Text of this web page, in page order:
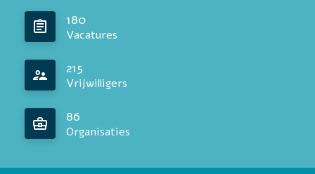
180
Vacatures
215
Vrijwilligers
86
Organisaties